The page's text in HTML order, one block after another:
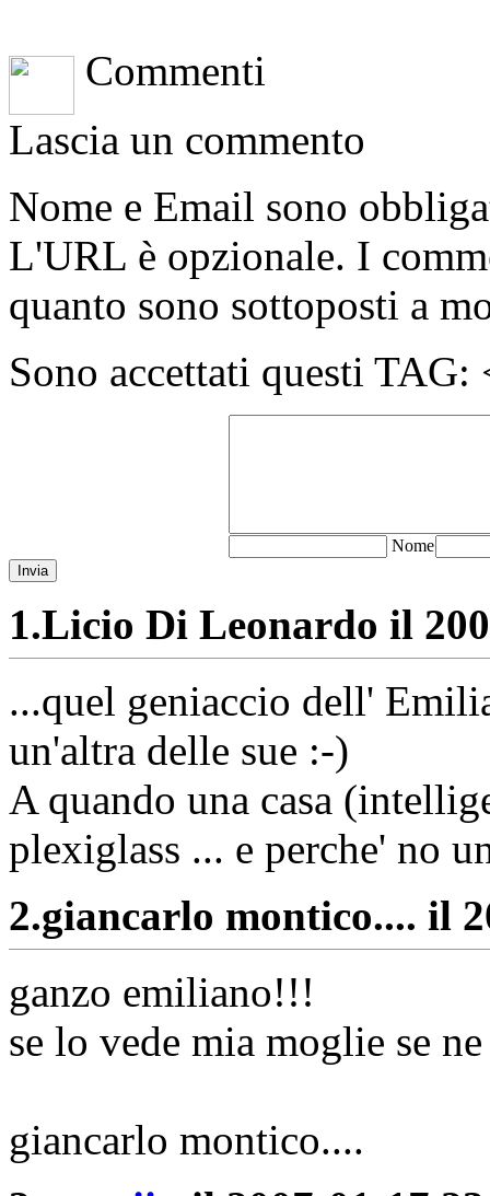
Commenti
Lascia un commento
Nome e Email sono
L'URL è opzionale. I
quanto sono sottoposti a
Sono accettati questi
Nome
Invia
1.Licio Di Leonardo il
...quel geniaccio dell'
un'altra delle sue :-)
A quando una casa
plexiglass ... e perche' no
2.giancarlo montico.... il
ganzo emiliano!!!
se lo vede mia moglie se
giancarlo montico....